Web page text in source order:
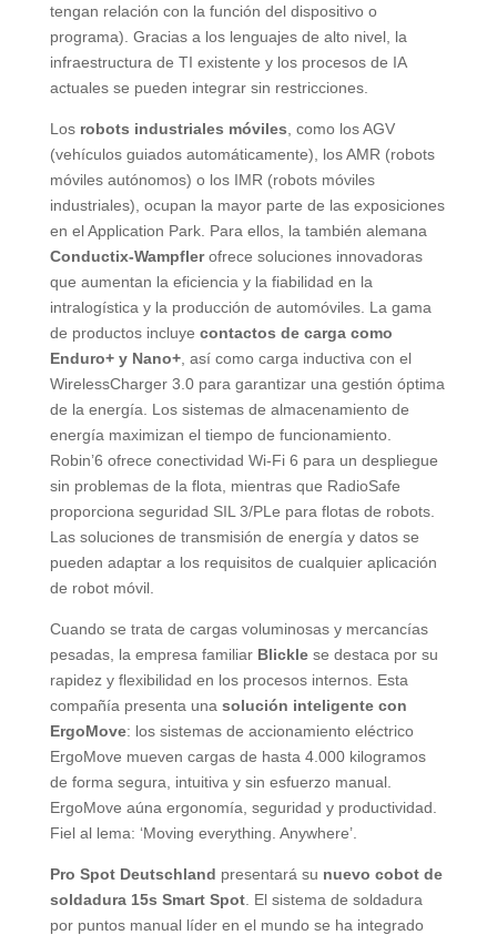
tengan relación con la función del dispositivo o
programa). Gracias a los lenguajes de alto nivel, la
infraestructura de TI existente y los procesos de IA
actuales se pueden integrar sin restricciones.
Los robots industriales móviles , como los AGV
(vehículos guiados automáticamente), los AMR (robots
móviles autónomos) o los IMR (robots móviles
industriales), ocupan la mayor parte de las exposiciones
en el Application Park. Para ellos, la también alemana
Conductix-Wampflerofrece soluciones innovadoras
que aumentan la eficiencia y la fiabilidad en la
intralogística y la producción de automóviles. La gama
de productos incluye contactos de carga como
Enduro+ y Nano+, así como carga inductiva con el
WirelessCharger 3.0 para garantizar una gestión óptima
de la energía. Los sistemas de almacenamiento de
energía maximizan el tiempo de funcionamiento.
Robin’6 ofrece conectividad Wi-Fi 6 para un despliegue
sin problemas de la flota, mientras que RadioSafe
proporciona seguridad SIL 3/PLe para flotas de robots.
Las soluciones de transmisión de energía y datos se
pueden adaptar a los requisitos de cualquier aplicación
de robot móvil.
Cuando se trata de cargas voluminosas y mercancías
pesadas, la empresa familiar Blicklese destaca por su
rapidez y flexibilidad en los procesos internos. Esta
compañía presenta una solución inteligente con
ErgoMove: los sistemas de accionamiento eléctrico
ErgoMove mueven cargas de hasta 4.000 kilogramos
de forma segura, intuitiva y sin esfuerzo manual.
ErgoMove aúna ergonomía, seguridad y productividad.
Fiel al lema: ‘Moving everything. Anywhere’.
Pro Spot Deutschland presentará su nuevo cobot de
soldadura 15s Smart Spot. El sistema de soldadura
por puntos manual líder en el mundo se ha integrado